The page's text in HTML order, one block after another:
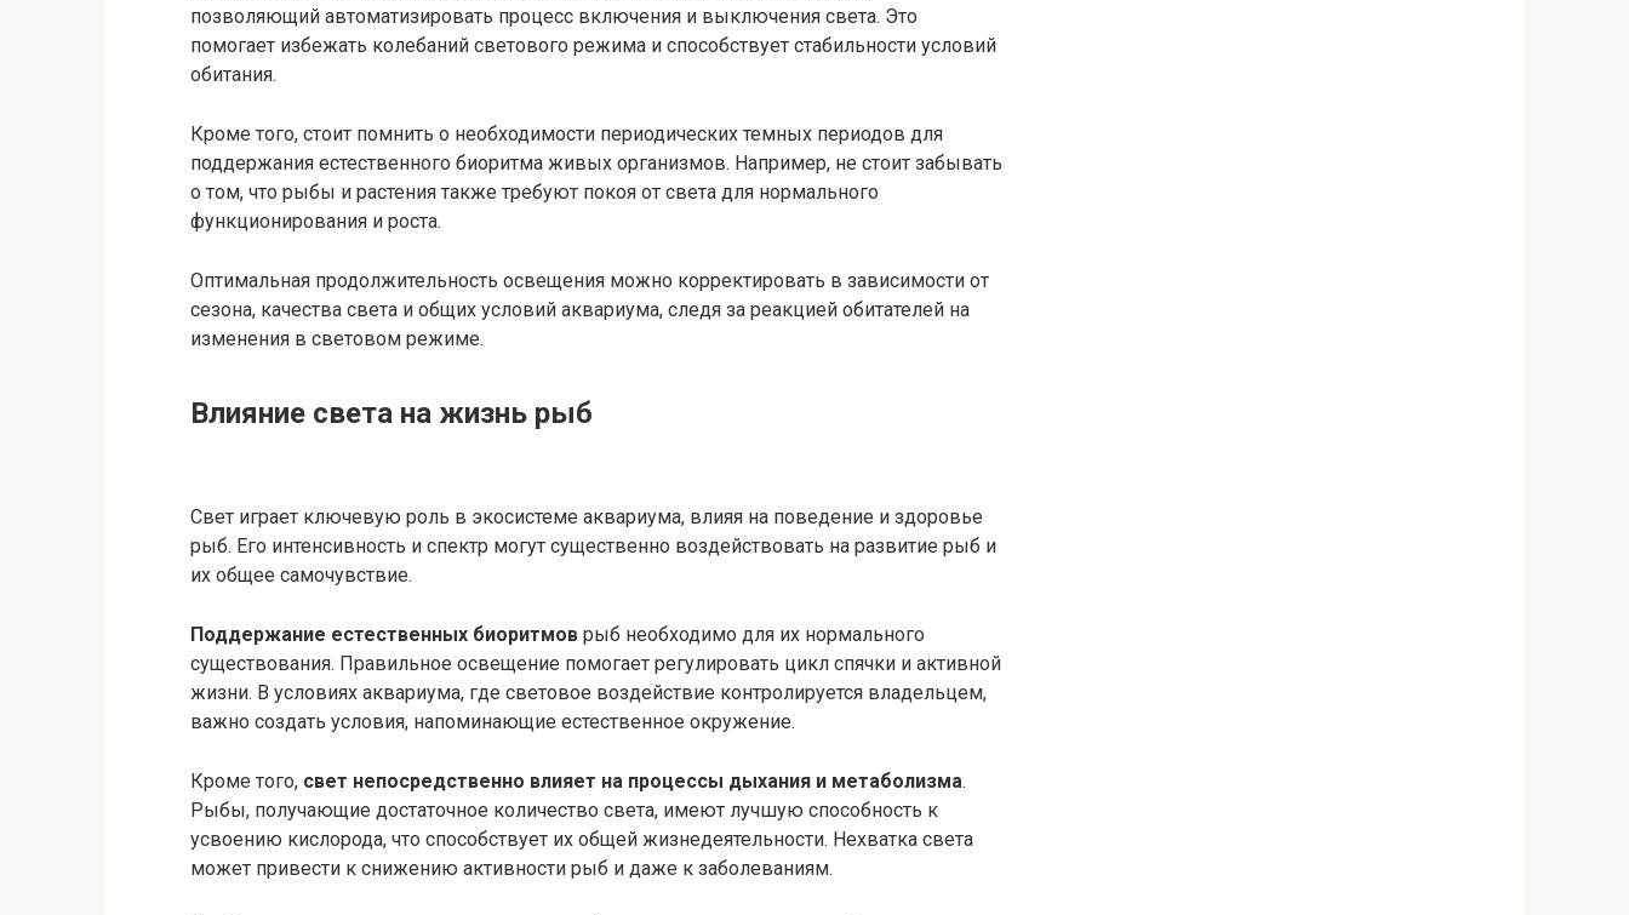
позволяющий автоматизировать процесс включения и выключения света. Это
помогает избежать колебаний светового режима и способствует стабильности условий
обитания.
Кроме того, стоит помнить о необходимости периодических темных периодов для
поддержания естественного биоритма живых организмов. Например, не стоит забывать
о том, что рыбы и растения также требуют покоя от света для нормального
функционирования и роста.
Оптимальная продолжительность освещения можно корректировать в зависимости от
сезона, качества света и общих условий аквариума, следя за реакцией обитателей на
изменения в световом режиме.
Влияние света на жизнь рыб
Свет играет ключевую роль в экосистеме аквариума, влияя на поведение и здоровье
рыб. Его интенсивность и спектр могут существенно воздействовать на развитие рыб и
их общее самочувствие.
Поддержание естественных биоритмов рыб необходимо для их нормального
существования. Правильное освещение помогает регулировать цикл спячки и активной
жизни. В условиях аквариума, где световое воздействие контролируется владельцем,
важно создать условия, напоминающие естественное окружение.
Кроме того, свет непосредственно влияет на процессы дыхания и метаболизма.
Рыбы, получающие достаточное количество света, имеют лучшую способность к
усвоению кислорода, что способствует их общей жизнедеятельности. Нехватка света
может привести к снижению активности рыб и даже к заболеваниям.